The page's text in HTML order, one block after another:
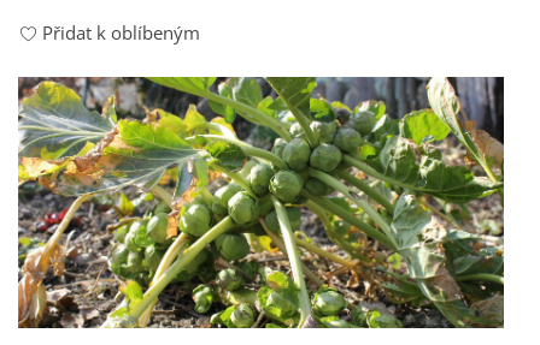
Přidat k oblíbeným